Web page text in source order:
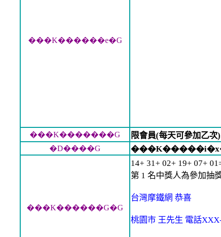
���K������e�G
���K�������G 限會員(每天可參加乙次)
�D����G
���K������G�G
14+ 31+ 02+ 19+ 07+
第 1 名中獎人為參加抽
台灣摩鐵網 恭喜
桃園市 王先生 電話